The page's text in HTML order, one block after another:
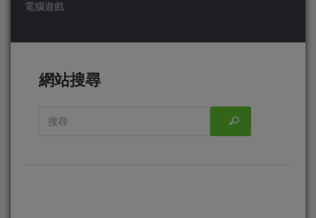
電腦遊戲
網站搜尋